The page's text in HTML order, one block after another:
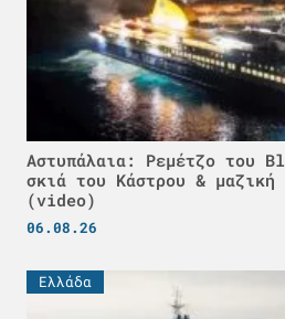
Αστυπάλαια: Ρεμέτζο του
σκιά του Κάστρου & μαζική
(video)
06.08.26
Ελλάδα